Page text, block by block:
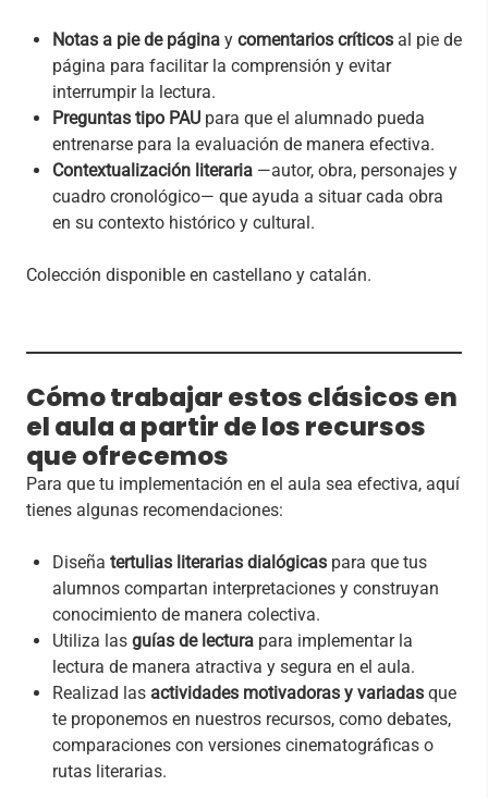
Notas a pie de página y comentarios críticos al pie de
página para facilitar la comprensión y evitar
interrumpir la lectura.
Preguntas tipo PAU para que el alumnado pueda
entrenarse para la evaluación de manera efectiva.
Contextualización literaria —autor, obra, personajes y
cuadro cronológico— que ayuda a situar cada obra
en su contexto histórico y cultural.
Colección disponible en castellano y catalán.
Cómo trabajar estos clásicos en
el aula a partir de los recursos
que ofrecemos
Para que tu implementación en el aula sea efectiva, aquí
tienes algunas recomendaciones:
Diseña tertulias literarias dialógicas para que tus
alumnos compartan interpretaciones y construyan
conocimiento de manera colectiva.
Utiliza las guías de lectura para implementar la
lectura de manera atractiva y segura en el aula.
Realizad las actividades motivadoras y variadas que
te proponemos en nuestros recursos, como debates,
comparaciones con versiones cinematográficas o
rutas literarias.